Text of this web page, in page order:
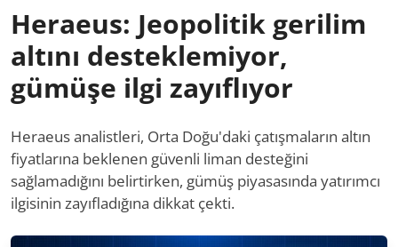
Heraeus: Jeopolitik gerilim
altını desteklemiyor,
gümüşe ilgi zayıflıyor
Heraeus analistleri, Orta Doğu'daki çatışmaların altın
fiyatlarına beklenen güvenli liman desteğini
sağlamadığını belirtirken, gümüş piyasasında yatırımcı
ilgisinin zayıfladığına dikkat çekti.